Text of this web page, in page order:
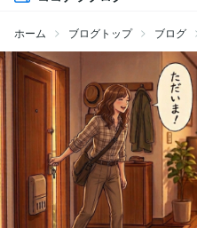
ホーム ブログトップ ブログ